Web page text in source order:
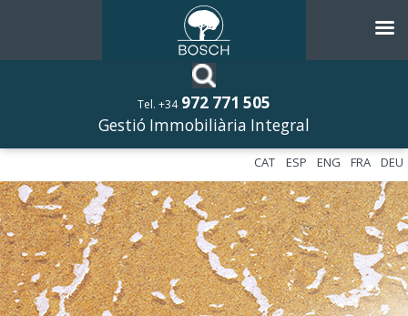
Tel. +34 972 771 505
Gestió Immobiliària Integral
DEU
FRA
ENG
ESP
CAT